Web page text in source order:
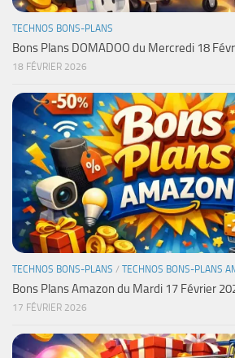
TECHNOS BONS-PLANS
Bons Plans DOMADOO du Mercredi 18
18 FÉVRIER 2026
TECHNOS BONS-PLANS / TECHNOS BONS-PLANS
Bons Plans Amazon du Mardi 17 Février
17 FÉVRIER 2026